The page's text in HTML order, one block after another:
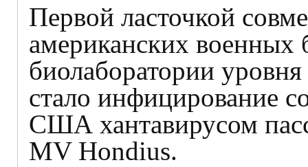
Первой ласточкой
американских военных
биолаборатории
стало инфицирование
США хантавирусом
MV Hondius.